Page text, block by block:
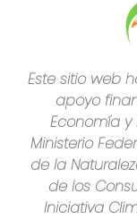
Este sitio web
apoyo
Economía y
Ministerio
de la
de los
Iniciativa